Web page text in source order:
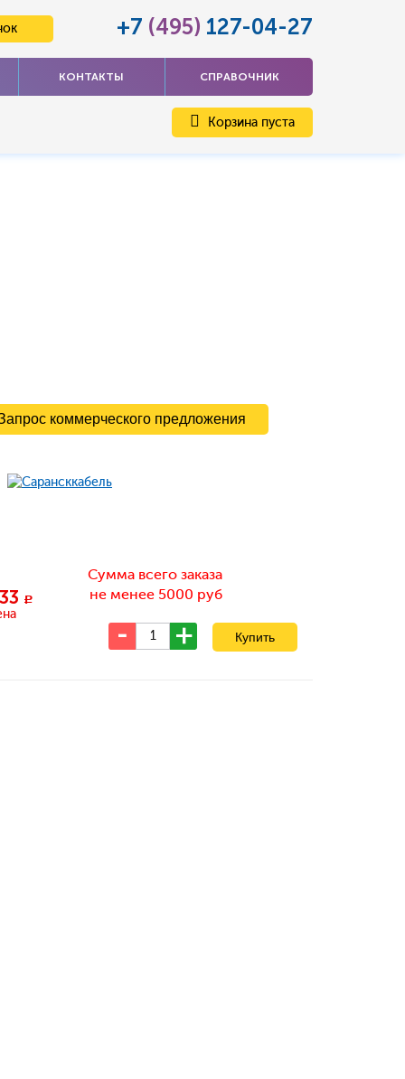
+7 (495) 127-04-27
КОНТАКТЫ СПРАВОЧНИК
Корзина пуста
коммерческого предложения
c
Сумма всего заказа
не менее 5000 руб